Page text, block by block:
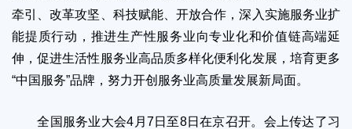
牵引、改革攻坚、科技赋能、开放合作，深入实施服务业扩
能提质行动，推进生产性服务业向专业化和价值链高端延
伸，促进生活性服务业高品质多样化便利化发展，培育更多
“中国服务”品牌，努力开创服务业高质量发展新局面。
全国服务业大会4月7日至8日在京召开。会上传达了习